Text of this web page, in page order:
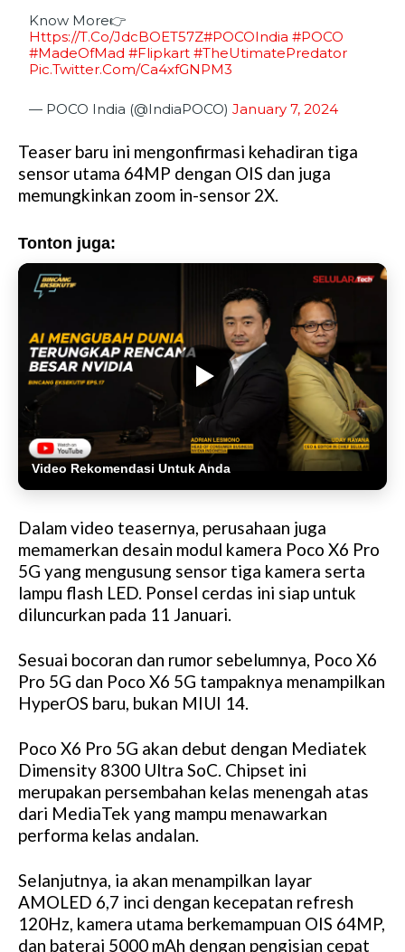
Know More👉
Https://t.co/JdcBOET57Z#POCOIndia #POCO
#MadeOfMad #Flipkart #TheUtimatePredator
Pic.twitter.com/Ca4xfGNPM3
— POCO India (@IndiaPOCO)January 7, 2024
Teaser baru ini mengonfirmasi kehadiran tiga
sensor utama 64MP dengan OIS dan juga
memungkinkan zoom in-sensor 2X.
Tonton juga:
Video Rekomendasi Untuk Anda
Dalam video teasernya, perusahaan juga
memamerkan desain modul kamera Poco X6 Pro
5G yang mengusung sensor tiga kamera serta
lampu flash LED. Ponsel cerdas ini siap untuk
diluncurkan pada 11 Januari.
Sesuai bocoran dan rumor sebelumnya, Poco X6
Pro 5G dan Poco X6 5G tampaknya menampilkan
HyperOS baru, bukan MIUI 14.
Poco X6 Pro 5G akan debut dengan Mediatek
Dimensity 8300 Ultra SoC. Chipset ini
merupakan persembahan kelas menengah atas
dari MediaTek yang mampu menawarkan
performa kelas andalan.
Selanjutnya, ia akan menampilkan layar
AMOLED 6,7 inci dengan kecepatan refresh
120Hz, kamera utama berkemampuan OIS 64MP,
dan baterai 5000 mAh dengan pengisian cepat